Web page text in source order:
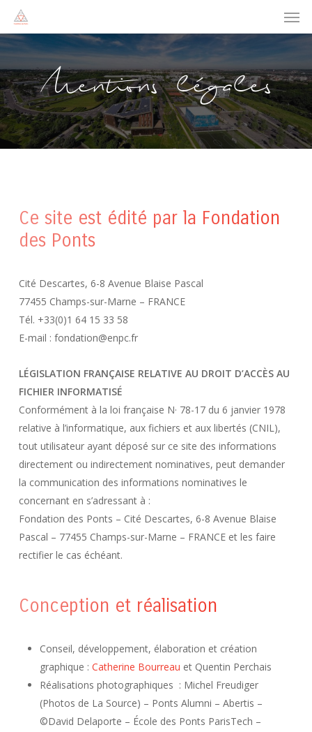
main
Mentions légales
Ce site est édité par la Fondation
des Ponts
Cité Descartes, 6-8 Avenue Blaise Pascal
77455 Champs-sur-Marne – FRANCE
Tél. +33(0)1 64 15 33 58
E-mail : fondation@enpc.fr
LÉGISLATION FRANÇAISE RELATIVE AU DROIT D’ACCÈS AU
FICHIER INFORMATISÉ
Conformément à la loi française N· 78-17 du 6 janvier 1978
relative à l’informatique, aux fichiers et aux libertés (CNIL),
tout utilisateur ayant déposé sur ce site des informations
directement ou indirectement nominatives, peut demander
la communication des informations nominatives le
concernant en s’adressant à :
Fondation des Ponts – Cité Descartes, 6-8 Avenue Blaise
Pascal – 77455 Champs-sur-Marne – FRANCE et les faire
rectifier le cas échéant.
Conception et réalisation
Conseil, développement, élaboration et création
graphique : Catherine Bourreau et Quentin Perchais
Réalisations photographiques : Michel Freudiger
(Photos de La Source) – Ponts Alumni – Abertis –
©David Delaporte – École des Ponts ParisTech –